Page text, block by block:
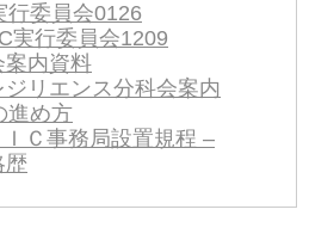
委員会0126
行委員会1209
案内資料
リエンス分科会案内
進め方
Ｃ事務局設置規程 –
歴